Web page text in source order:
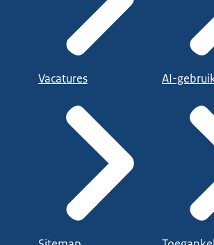
Vacatures AI-